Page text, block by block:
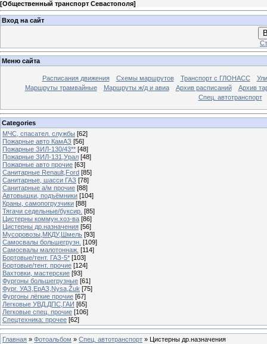
[Общественный транспорт Севастополя]
Вход на сайт
Меню сайта
Расписания движения Схемы маршрутов Транспорт с ГЛОНАСС
Маршруты трамвайные
Маршруты ж/д и авиа Архив расписаний
Архив
Спец. автотранспорт
Categories
МЧС, спасател. службы [62]
Пожарные авто КамАЗ [56]
Пожарные ЗИЛ-130/43** [48]
Пожарные ЗИЛ-131,Урал [48]
Пожарные авто прочие [63]
Санитарные Renault,Ford [85]
Санитарные, шасси ГАЗ [78]
Санитарные а/м прочие [88]
Автовышки, подъёмники [104]
Краны, самопогрузчики [88]
Тягачи седельные/буксир. [85]
Цистерны коммун.хоз-ва [86]
Цистерны др.назначения [56]
Мусоровозы,МКДУ,Шмель [93]
Самосвалы большегрузн. [109]
Самосвалы малотоннаж. [114]
Бортовые/тент. ГАЗ-5* [103]
Бортовые/тент. прочие [124]
Вахтовки, мастерские [93]
Фургоны большегрузные [61]
Фург. УАЗ,ЕрАЗ,Nysa,Žuk [75]
Фургоны лёгкие прочие [67]
Легковые УВД,ДПС,ГАИ [65]
Легковые спец. прочие [106]
Спецтехника: прочее [62]
Главная » Фотоальбом » Спец. автотранспорт » Цистерны др.назначения